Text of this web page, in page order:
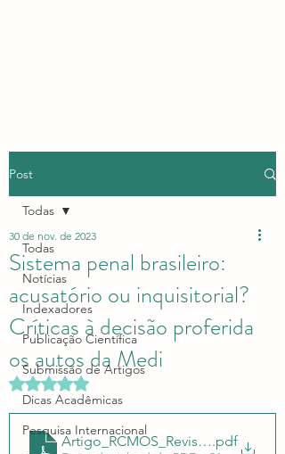
Post
Todas
Notícias
Indexadores
Publicação Científica
Submissão de Artigos
Dicas Acadêmicas
Pesquisa Internacional
Todas
Sistema penal brasileiro:
acusatório ou inquisitorial?
Críticas à decisão proferida
os autos da Medi
30 de nov. de 2023
Avaliado com NaN de 5 estrelas.
.pdf